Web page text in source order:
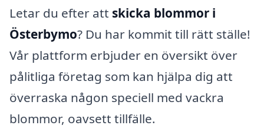
Letar du efter att skicka blommor i
Österbymo? Du har kommit till rätt ställe!
Vår plattform erbjuder en översikt över
pålitliga företag som kan hjälpa dig att
överraska någon speciell med vackra
blommor, oavsett tillfälle.